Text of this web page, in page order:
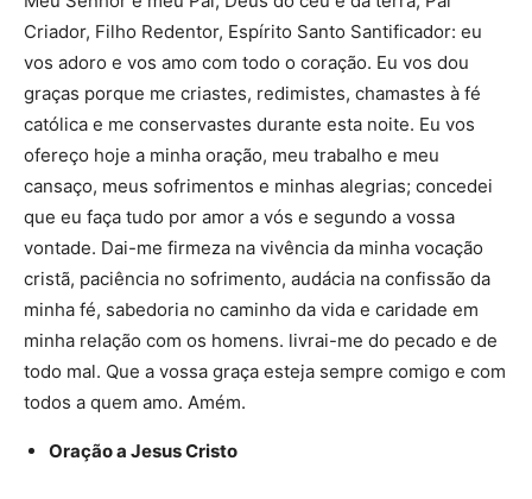
Criador, Filho Redentor, Espírito Santo Santificador: eu
vos adoro e vos amo com todo o coração. Eu vos dou
graças porque me criastes, redimistes, chamastes à fé
católica e me conservastes durante esta noite. Eu vos
ofereço hoje a minha oração, meu trabalho e meu
cansaço, meus sofrimentos e minhas alegrias; concedei
que eu faça tudo por amor a vós e segundo a vossa
vontade. Dai-me firmeza na vivência da minha vocação
cristã, paciência no sofrimento, audácia na confissão da
minha fé, sabedoria no caminho da vida e caridade em
minha relação com os homens. livrai-me do pecado e de
todo mal. Que a vossa graça esteja sempre comigo e com
todos a quem amo. Amém.
Oração a Jesus Cristo